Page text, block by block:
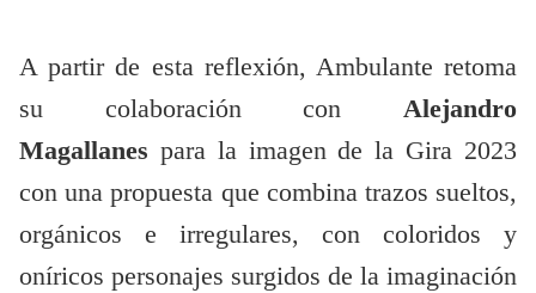
A partir de esta reflexión, Ambulante retoma
su colaboración con Alejandro
Magallanes para la imagen de la Gira 2023
con una propuesta que combina trazos sueltos,
orgánicos e irregulares, con coloridos y
oníricos personajes surgidos de la imaginación